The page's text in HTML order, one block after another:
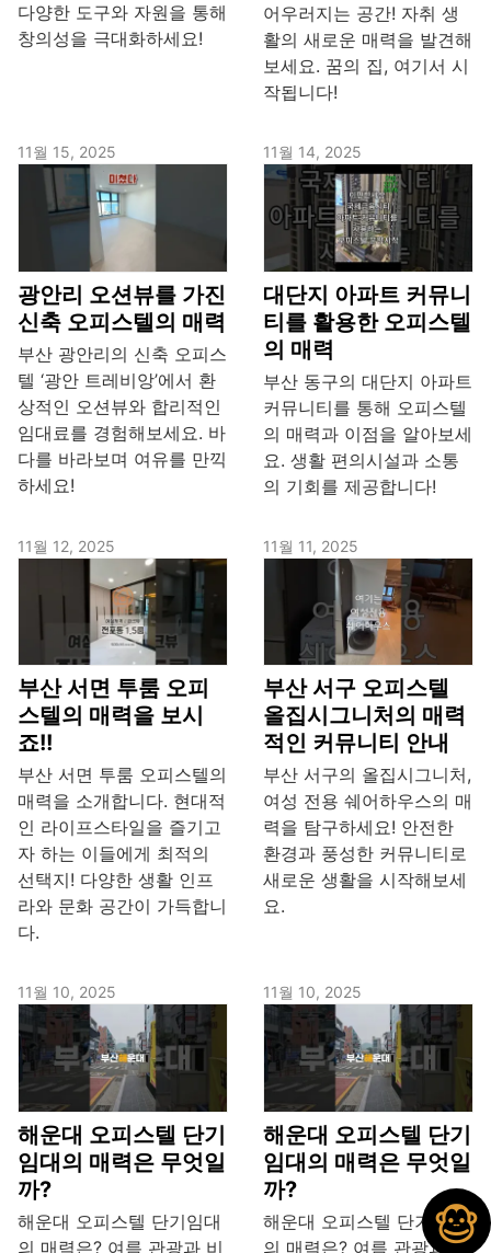
다양한 도구와 자원을 통해
창의성을 극대화하세요!
어우러지는 공간! 자취 생
활의 새로운 매력을 발견해
보세요. 꿈의 집, 여기서 시
작됩니다!
11월 15, 2025
광안리 오션뷰를 가진
신축 오피스텔의 매력
부산 광안리의 신축 오피스
텔 ‘광안 트레비앙’에서 환
상적인 오션뷰와 합리적인
임대료를 경험해보세요. 바
다를 바라보며 여유를 만끽
하세요!
11월 14, 2025
대단지 아파트 커뮤니
티를 활용한 오피스텔
의 매력
부산 동구의 대단지 아파트
커뮤니티를 통해 오피스텔
의 매력과 이점을 알아보세
요. 생활 편의시설과 소통
의 기회를 제공합니다!
11월 12, 2025
부산 서면 투룸 오피
스텔의 매력을 보시
죠!!
부산 서면 투룸 오피스텔의
매력을 소개합니다. 현대적
인 라이프스타일을 즐기고
자 하는 이들에게 최적의
선택지! 다양한 생활 인프
라와 문화 공간이 가득합니
다.
11월 11, 2025
부산 서구 오피스텔
올집시그니처의 매력
적인 커뮤니티 안내
부산 서구의 올집시그니처,
여성 전용 쉐어하우스의 매
력을 탐구하세요! 안전한
환경과 풍성한 커뮤니티로
새로운 생활을 시작해보세
요.
11월 10, 2025
해운대 오피스텔 단기
임대의 매력은 무엇일
까?
해운대 오피스텔 단기임대
의 매력은? 여름 관광과 비
11월 10, 2025
해운대 오피스텔 단기
임대의 매력은 무엇일
까?
해운대 오피스텔 단기임대
의 매력은? 여름 관광과 비